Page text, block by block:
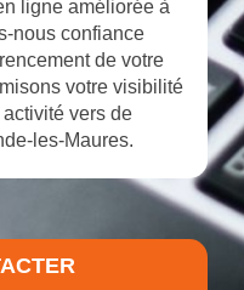
ligne améliorée à
nous confiance
de votre
votre visibilité
vers de
les-Maures.